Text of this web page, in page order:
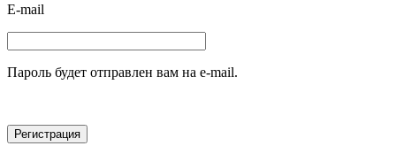
E-mail
Пароль будет отправлен вам на e-mail.